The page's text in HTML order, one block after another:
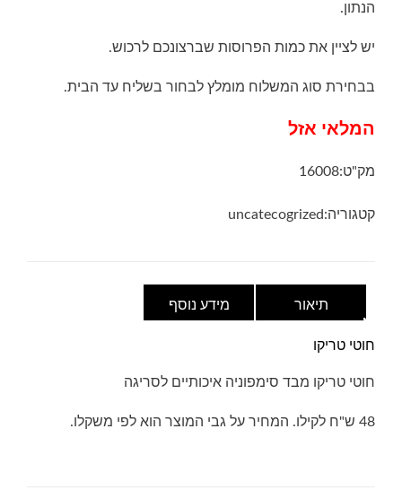
הנתון.
יש לציין את כמות הפרוסות שברצונכם לרכוש.
בבחירת סוג המשלוח מומלץ לבחור בשליח עד הבית.
המלאי אזל
מק"ט:16008
קטגוריה:uncatecogrized
תיאור מידע נוסף
חוטי טריקו
חוטי טריקו מבד סימפוניה איכותיים לסריגה
48 ש"ח לקילו. המחיר על גבי המוצר הוא לפי משקלו.